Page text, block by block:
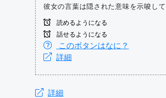
彼女の言葉は隠された意味を示唆して
読めるようになる
話せるようになる
このボタンはなに？
詳細
詳細